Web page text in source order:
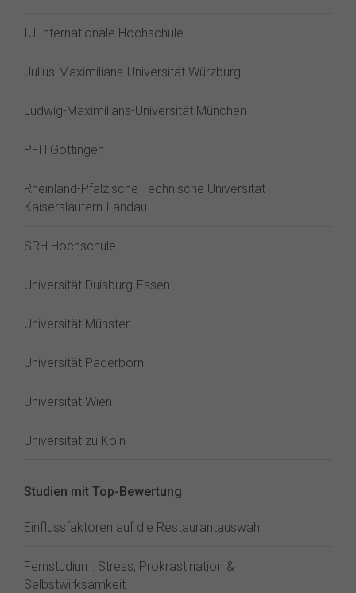
IU Internationale Hochschule
Julius-Maximilians-Universität Würzburg
Ludwig-Maximilians-Universität München
PFH Göttingen
Rheinland-Pfälzische Technische Universität
Kaiserslautern-Landau
SRH Hochschule
Universität Duisburg-Essen
Universität Münster
Universität Paderborn
Universität Wien
Universität zu Köln
Studien mit Top-Bewertung
Einflussfaktoren auf die Restaurantauswahl
Fernstudium: Stress, Prokrastination &
Selbstwirksamkeit